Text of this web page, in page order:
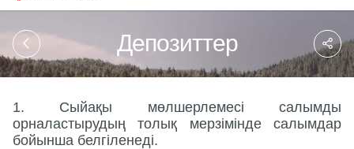
Депозиттер
1. Сыйақы мөлшерлемесі салымды
орналастырудың толық мерзімінде салымдар
бойынша белгіленеді.